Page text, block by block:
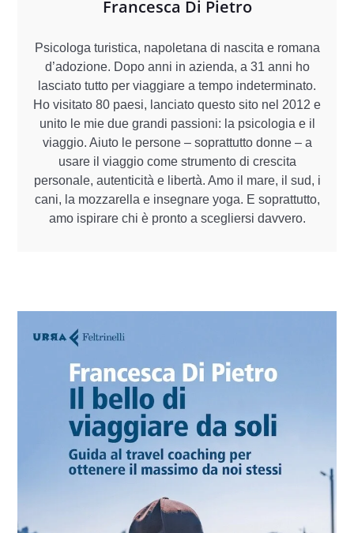
Francesca Di Pietro
Psicologa turistica, napoletana di nascita e romana
d’adozione. Dopo anni in azienda, a 31 anni ho
lasciato tutto per viaggiare a tempo indeterminato.
Ho visitato 80 paesi, lanciato questo sito nel 2012 e
unito le mie due grandi passioni: la psicologia e il
viaggio. Aiuto le persone – soprattutto donne – a
usare il viaggio come strumento di crescita
personale, autenticità e libertà. Amo il mare, il sud, i
cani, la mozzarella e insegnare yoga. E soprattutto,
amo ispirare chi è pronto a scegliersi davvero.